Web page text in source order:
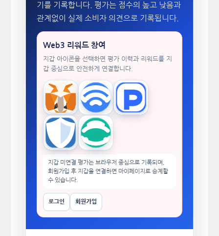
기를 기록합니다. 평가는 점수의 높고 낮음과
관계없이 실제 소비자 의견으로 기록됩니다.
Web3 리워드 참여
지갑 아이콘을 선택하면 평가 이력과 리워드를 지
갑 중심으로 안전하게 연결합니다.
MetaMask WalletConnectTokenPocket
Trust Wallet imToken
지갑 미연결 평가는 브라우저 중심으로 기록되며,
회원가입 후 지갑을 연결하면 마이페이지로 승계할
수 있습니다.
로그인 회원가입